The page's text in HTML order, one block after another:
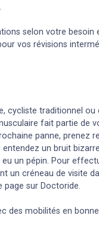
selon votre besoin
vos révisions
cycliste traditionnel ou
fait partie de
panne, prenez
un bruit
un pépin. Pour
un créneau de visite
page sur Doctoride.
des mobilités en